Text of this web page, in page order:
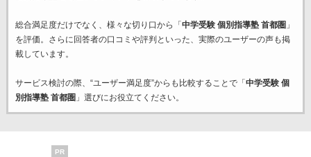
総合満足度だけでなく、様々な切り口から「 中学受験 個別指導塾 首都圏 」
を評価。さらに回答者の口コミや評判といった、実際のユーザーの声も掲
載しています。
サービス検討の際、“ユーザー満足度”からも比較することで「 中学受験 個
別指導塾 首都圏 」選びにお役立てください。
PR